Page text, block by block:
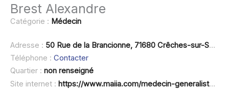
Brest Alexandre
Catégorie : Médecin
Adresse : 50 Rue de la Brancionne, 71680 Crêches-sur-Saône
Téléphone : Contacter
Quartier : non renseigné
Site internet : https://www.maiia.com/medecin-generaliste/71680-creches-sur-saone/brest-alexandre